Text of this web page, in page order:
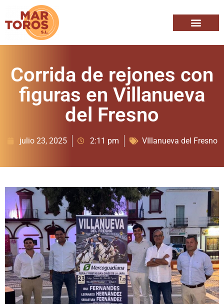
Corrida de rejones con
figuras en Villanueva
del Fresno
julio 23, 2025 2:11 pm VIllanueva del Fresno